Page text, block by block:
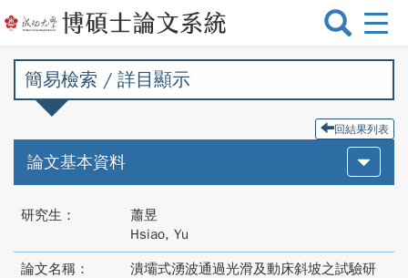
選
切
簡易檢索 / 詳目顯示
回結果列表
論文基本資料
研究生：
蕭昱
Hsiao, Yu
論文名稱：
潰壩式湧波通過光滑及動床斜坡之試驗研